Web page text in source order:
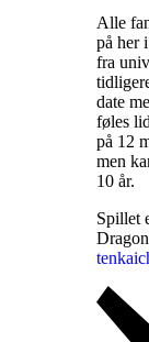
Alle
på her
fra
date
føles
på 12
men
10 år.
Spillet